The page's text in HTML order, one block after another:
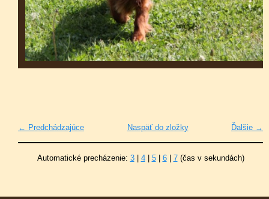
← Predchádzajúce Ďalšie →
Naspäť do zložky
Automatické precházenie: 3| 4| 5| 6| 7(čas v sekundách)